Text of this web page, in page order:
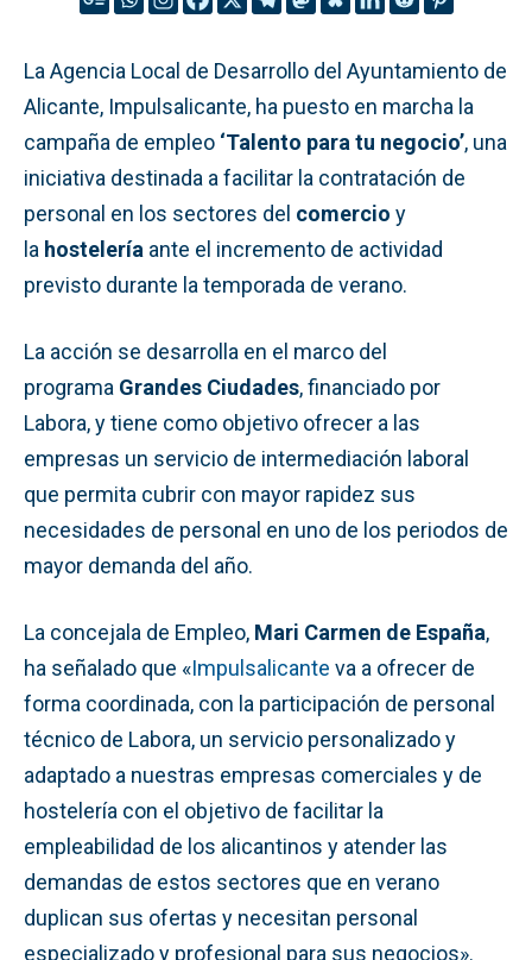
La Agencia Local de Desarrollo del Ayuntamiento de
Alicante, Impulsalicante, ha puesto en marcha la
campaña de empleo ‘Talento para tu negocio’, una
iniciativa destinada a facilitar la contratación de
personal en los sectores del comercio y
la hostelería ante el incremento de actividad
previsto durante la temporada de verano.
La acción se desarrolla en el marco del
programa Grandes Ciudades, financiado por
Labora, y tiene como objetivo ofrecer a las
empresas un servicio de intermediación laboral
que permita cubrir con mayor rapidez sus
necesidades de personal en uno de los periodos de
mayor demanda del año.
La concejala de Empleo, Mari Carmen de España,
ha señalado que «Impulsalicante va a ofrecer de
forma coordinada, con la participación de personal
técnico de Labora, un servicio personalizado y
adaptado a nuestras empresas comerciales y de
hostelería con el objetivo de facilitar la
empleabilidad de los alicantinos y atender las
demandas de estos sectores que en verano
duplican sus ofertas y necesitan personal
especializado y profesional para sus negocios».